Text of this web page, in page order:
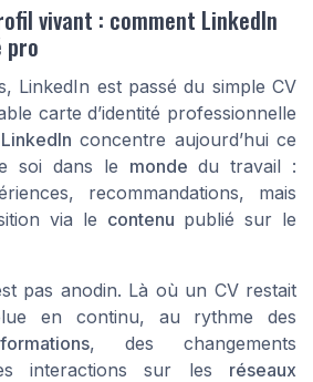
vivant : comment LinkedIn
pro
LinkedIn est passé du simple CV
carte d’identité professionnelle
concentre aujourd’hui ce
soi dans le monde du travail :
recommandations, mais
via le contenu publié sur le
pas anodin. Là où un CV restait
en continu, au rythme des
formations, des changements
interactions sur les réseaux